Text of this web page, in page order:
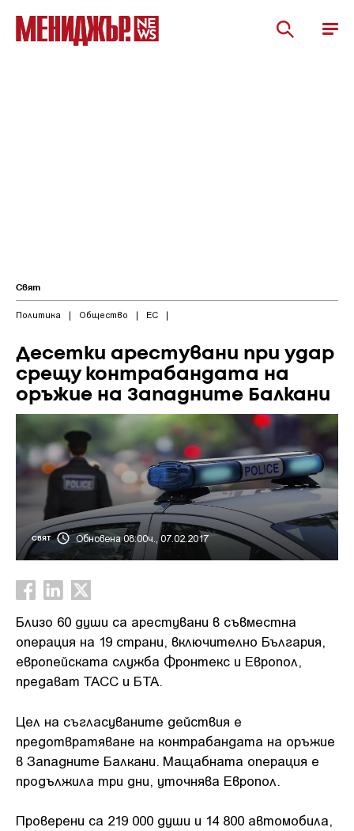
Свят
Политика | Общество | ЕС |
Десетки арестувани при удар
срещу контрабандата на
оръжие на Западните Балкани
СВЯТ Обновена 08:00ч., 07.02.2017
Близо 60 души са арестувани в съвместна
операция на 19 страни, включително България,
европейската служба Фронтекс и Европол,
предават ТАСС и БТА.
Цел на съгласуваните действия е
предотвратяване на контрабандата на оръжие
в Западните Балкани. Мащабната операция е
продължила три дни, уточнява Европол.
Проверени са 219 000 души и 14 800 автомобила,